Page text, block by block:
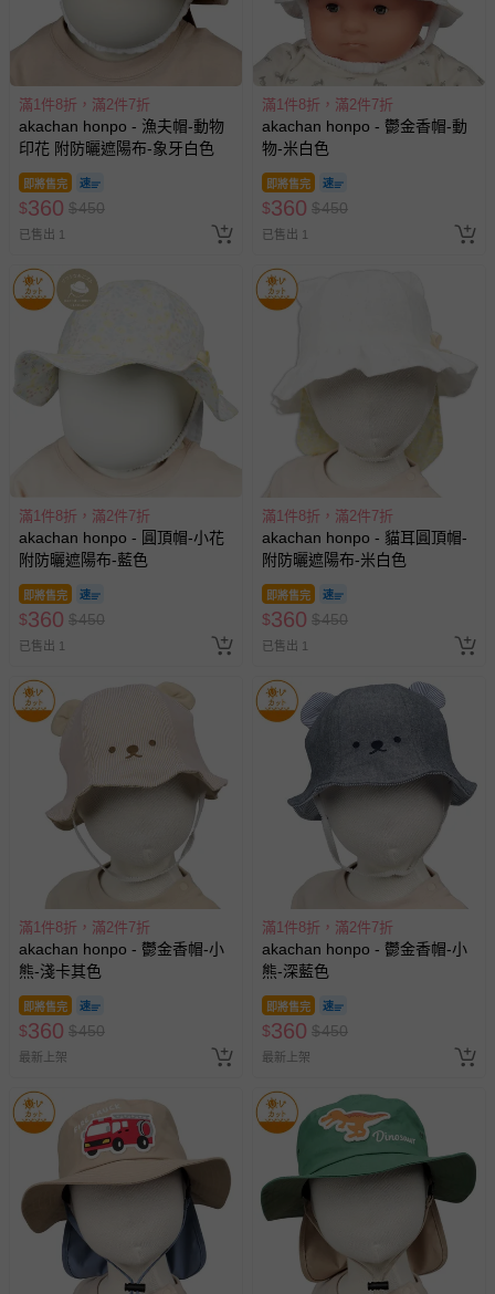
滿1件8折，滿2件7折
akachan honpo - 漁夫帽-動物
印花 附防曬遮陽布-象牙白色
即將售完
$360 $450
已售出 1
滿1件8折，滿2件7折
akachan honpo - 鬱金香帽-動
物-米白色
即將售完
$360 $450
已售出 1
滿1件8折，滿2件7折
akachan honpo - 圓頂帽-小花
附防曬遮陽布-藍色
即將售完
$360 $450
已售出 1
滿1件8折，滿2件7折
akachan honpo - 貓耳圓頂帽-
附防曬遮陽布-米白色
即將售完
$360 $450
已售出 1
滿1件8折，滿2件7折
akachan honpo - 鬱金香帽-小
熊-淺卡其色
即將售完
$360 $450
最新上架
滿1件8折，滿2件7折
akachan honpo - 鬱金香帽-小
熊-深藍色
即將售完
$360 $450
最新上架